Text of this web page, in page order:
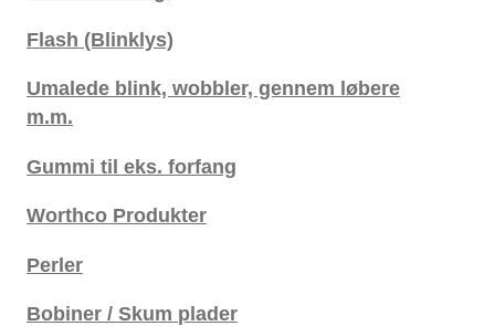
Flash (Blinklys)
Umalede blink, wobbler, gennem løbere
m.m.
Gummi til eks. forfang
Worthco Produkter
Perler
Bobiner / Skum plader